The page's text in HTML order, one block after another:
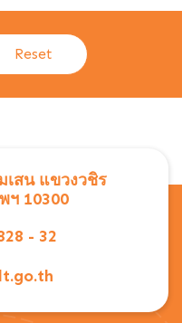
สน แขวงวชิร
ฯ 10300
- 32